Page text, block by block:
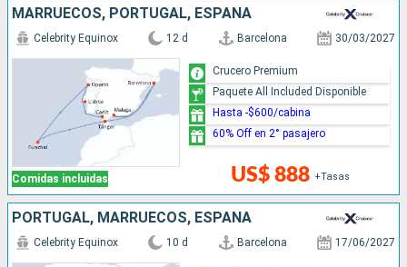
MARRUECOS, PORTUGAL, ESPAÑA
Comidas incluidas
Celebrity Equinox 12 d Barcelona 30/03/2027
US$ 888 +Tasas
Crucero Premium
Paquete All Included Disponible
Hasta -$600/cabina
60% Off en 2° pasajero
PORTUGAL, MARRUECOS, ESPAÑA
Celebrity Equinox 10 d Barcelona 17/06/2027